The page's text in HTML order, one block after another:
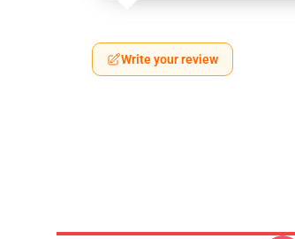
Write your review